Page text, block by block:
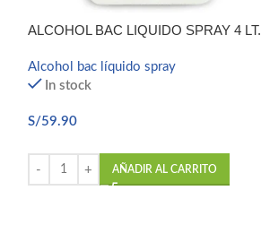
ALCOHOL BAC LIQUIDO SPRAY 4 LT.
Alcohol bac líquido spray
In stock
S/59.90
AÑADIR AL CARRITO